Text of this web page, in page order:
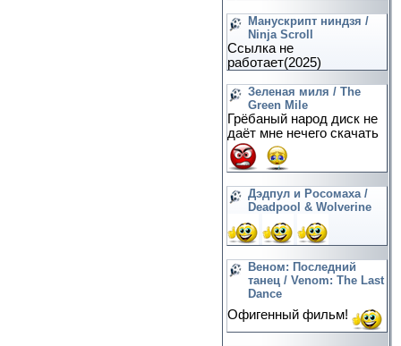
Манускрипт ниндзя /
Ninja Scroll
Ссылка не
работает(2025)
Зеленая миля / The
Green Mile
Грёбаный народ диск не
даёт мне нечего скачать
Дэдпул и Росомаха /
Deadpool & Wolverine
Веном: Последний
танец / Venom: The Last
Dance
Офигенный фильм!